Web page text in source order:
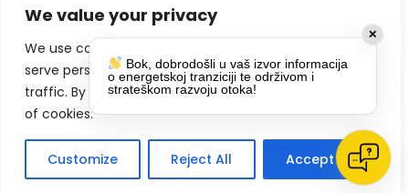
We value your privacy
We use cookies to enhance your browsing experience,
serve personalized ads or content, and analyze our
traffic. By clicking "Accept All", you consent to our use
of cookies.
Customize Reject All Accept All
Klikom na gumb dajete suglasnost za
primanje novosti Pokreta Otoka te se
slažete spolitikom privatnosti.
DRUŠTVENE MREŽE
✕
Bok, dobrodošli u vaš izvor informacija
o energetskoj tranziciji te održivom i
strateškom razvoju otoka!